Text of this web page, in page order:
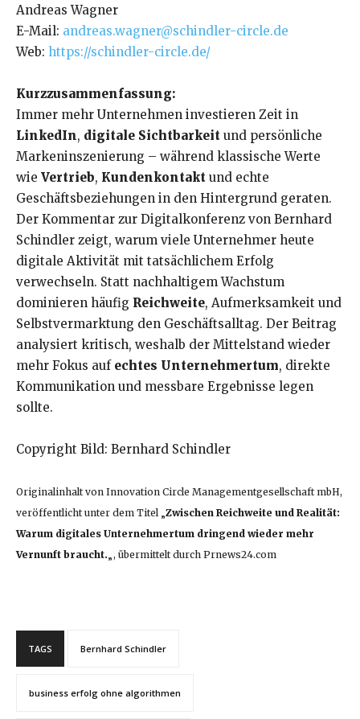
Andreas Wagner
E-Mail: andreas.wagner@schindler-circle.de
Web: https://schindler-circle.de/
Kurzzusammenfassung:
Immer mehr Unternehmen investieren Zeit in
LinkedIn, digitale Sichtbarkeit und persönliche
Markeninszenierung – während klassische Werte
wie Vertrieb, Kundenkontakt und echte
Geschäftsbeziehungen in den Hintergrund geraten.
Der Kommentar zur Digitalkonferenz von Bernhard
Schindler zeigt, warum viele Unternehmer heute
digitale Aktivität mit tatsächlichem Erfolg
verwechseln. Statt nachhaltigem Wachstum
dominieren häufig Reichweite, Aufmerksamkeit und
Selbstvermarktung den Geschäftsalltag. Der Beitrag
analysiert kritisch, weshalb der Mittelstand wieder
mehr Fokus auf echtes Unternehmertum, direkte
Kommunikation und messbare Ergebnisse legen
sollte.
Copyright Bild: Bernhard Schindler
Originalinhalt von Innovation Circle Managementgesellschaft mbH,
veröffentlicht unter dem Titel „Zwischen Reichweite und Realität:
Warum digitales Unternehmertum dringend wieder mehr
Vernunft braucht.„, übermittelt durch Prnews24.com
TAGS Bernhard Schindler
business erfolg ohne algorithmen